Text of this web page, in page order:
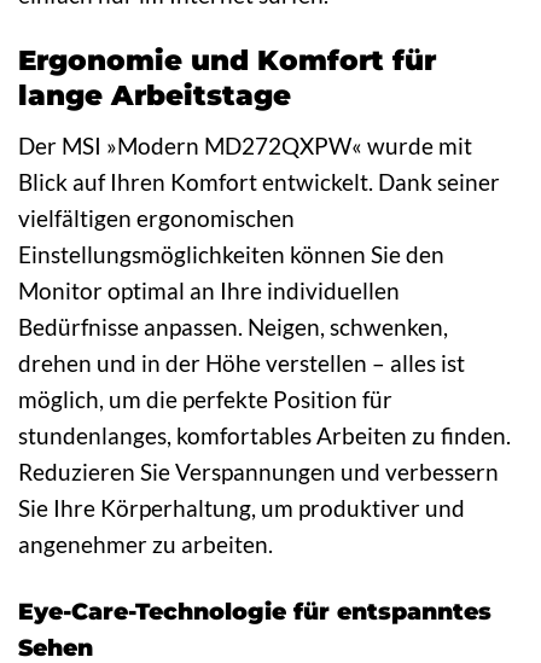
Ergonomie und Komfort für
lange Arbeitstage
Der MSI »Modern MD272QXPW« wurde mit
Blick auf Ihren Komfort entwickelt. Dank seiner
vielfältigen ergonomischen
Einstellungsmöglichkeiten können Sie den
Monitor optimal an Ihre individuellen
Bedürfnisse anpassen. Neigen, schwenken,
drehen und in der Höhe verstellen – alles ist
möglich, um die perfekte Position für
stundenlanges, komfortables Arbeiten zu finden.
Reduzieren Sie Verspannungen und verbessern
Sie Ihre Körperhaltung, um produktiver und
angenehmer zu arbeiten.
Eye-Care-Technologie für entspanntes
Sehen